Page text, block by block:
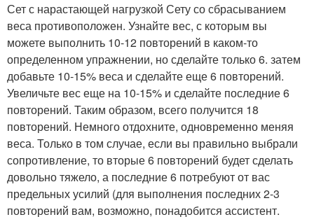
Сет с нарастающей нагрузкой Сету со сбрасыванием
веса противоположен. Узнайте вес, с которым вы
можете выполнить 10-12 повторений в каком-то
определенном упражнении, но сделайте только 6. затем
добавьте 10-15% веса и сделайте еще 6 повторений.
Увеличьте вес еще на 10-15% и сделайте последние 6
повторений. Таким образом, всего получится 18
повторений. Немного отдохните, одновременно меняя
веса. Только в том случае, если вы правильно выбрали
сопротивление, то вторые 6 повторений будет сделать
довольно тяжело, а последние 6 потребуют от вас
предельных усилий (для выполнения последних 2-3
повторений вам, возможно, понадобится ассистент.